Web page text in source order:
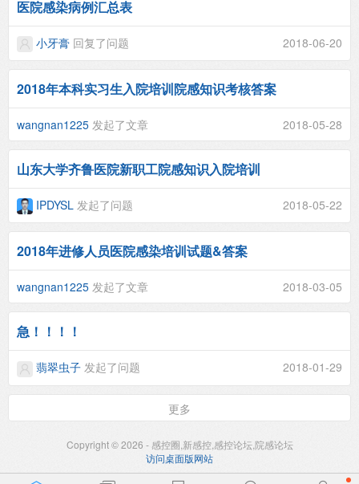
医院感染病例汇总表
小牙膏 回复了问题 2018-06-20
2018年本科实习生入院培训院感知识考核答案
wangnan1225 发起了文章 2018-05-28
山东大学齐鲁医院新职工院感知识入院培训
IPDYSL 发起了问题 2018-05-22
2018年进修人员医院感染培训试题&答案
wangnan1225 发起了文章 2018-03-05
急！！！！
翡翠虫子 发起了问题 2018-01-29
更多
Copyright © 2026 - 感控圈,新感控,感控论坛,院感论坛
访问桌面版网站